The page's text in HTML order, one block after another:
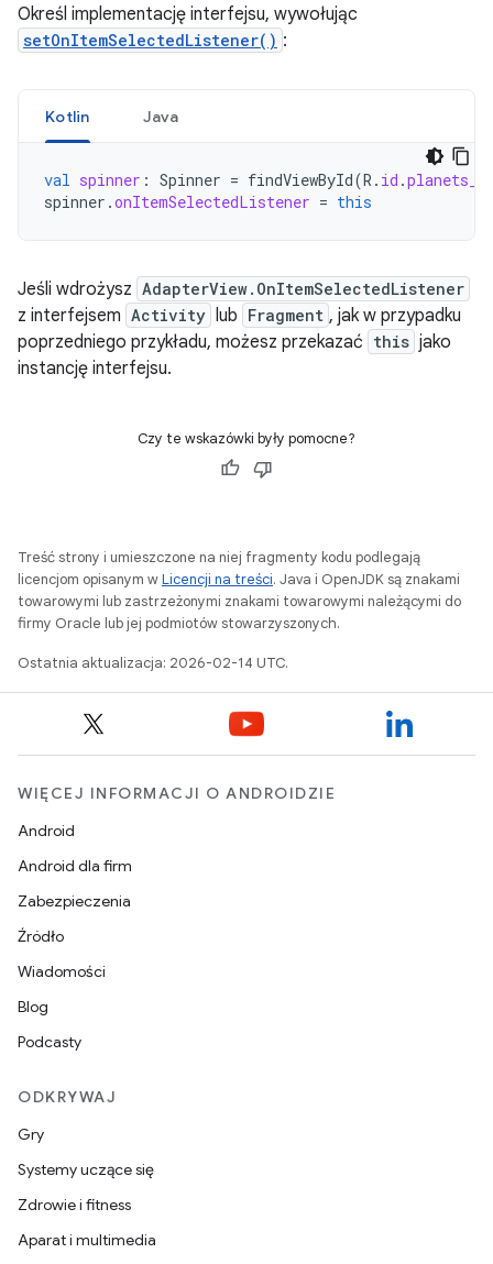
Określ implementację interfejsu, wywołując
setOnItemSelectedListener() :
Kotlin Java
val spinner : Spinner = findViewById(R . id .
spinner .onItemSelectedListener = this
Jeśli wdrożysz AdapterView.OnItemSelectedListener
z interfejsem Activity lub Fragment , jak w przypadku
poprzedniego przykładu, możesz przekazać this jako
instancję interfejsu.
Czy te wskazówki były pomocne?
Treść strony i umieszczone na niej fragmenty kodu podlegają
licencjom opisanym wLicencji na treści. Java i OpenJDK są znakami
towarowymi lub zastrzeżonymi znakami towarowymi należącymi do
firmy Oracle lub jej podmiotów stowarzyszonych.
Ostatnia aktualizacja: 2026-02-14 UTC.
WIĘCEJ INFORMACJI O ANDROIDZIE
Android
Android dla firm
Zabezpieczenia
Źródło
Wiadomości
Blog
Podcasty
ODKRYWAJ
Gry
Systemy uczące się
Zdrowie i fitness
Aparat i multimedia